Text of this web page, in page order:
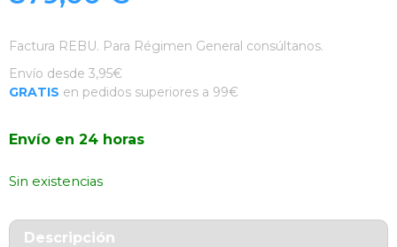
Factura REBU. Para Régimen General consúltanos.
Envío desde 3,95€
GRATIS en pedidos superiores a 99€
Envío en 24 horas
Sin existencias
Descripción